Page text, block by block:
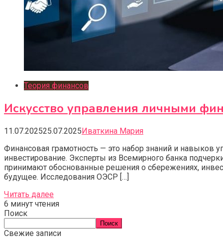
Теория финансов
Искусство управления личными
11.07.202525.07.2025Иваткина Мария
Финансовая грамотность — это набор знаний и
инвестирование. Эксперты из Всемирного банка
принимают обоснованные решения о сбережениях,
будущее. Исследования ОЭСР […]
Читать далее
6 минут чтения
Поиск
Поиск
Свежие записи